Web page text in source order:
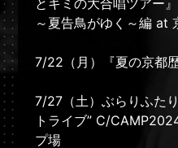
～夏告鳥がゆく～編 at
7/22（月）『夏の京都歴
7/27（土）ぶらりふた
トライブ” C/
プ場